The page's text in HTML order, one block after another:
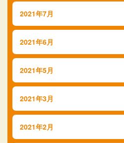
2021年7月
2021年6月
2021年5月
2021年3月
2021年2月